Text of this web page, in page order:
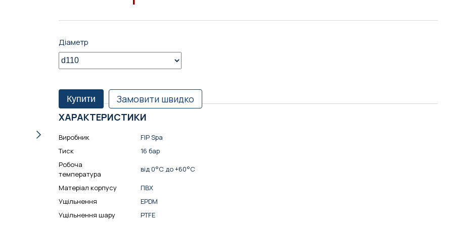
Діаметр
Купити
Замовити швидко
ХАРАКТЕРИСТИКИ
Виробник
FIP Spa
Тиск
16 бар
Робоча
температура
від 0°С до +60°С
Матеріал корпусу
ПВХ
Ущільнення
EPDM
Ущільнення шару
PTFE